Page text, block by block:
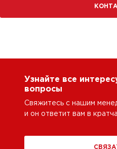
Узнайте все
вопросы
Свяжитесь с нашим
и он ответит вам в